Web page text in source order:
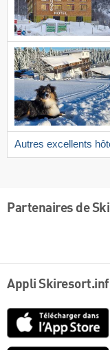
Autres excellents
Partenaires de
Appli